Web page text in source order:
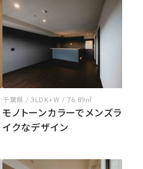
千葉県 / 3LDK+W / 76.89㎡
モノトーンカラーでメンズラ
イクなデザイン